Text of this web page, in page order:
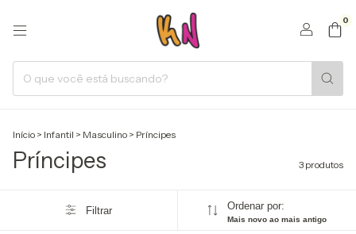
0
Início > Infantil > Masculino > Príncipes
Príncipes 3 produtos
Filtrar Ordenar por:
Mais novo ao mais antigo